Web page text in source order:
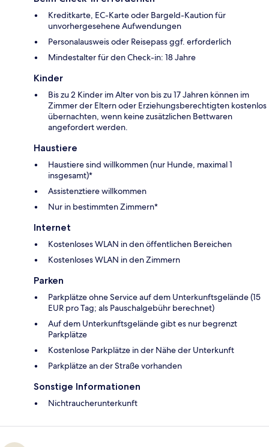
Kreditkarte, EC-Karte oder Bargeld-Kaution für
unvorhergesehene Aufwendungen
Personalausweis oder Reisepass ggf. erforderlich
Mindestalter für den Check-in: 18 Jahre
Kinder
Bis zu 2 Kinder im Alter von bis zu 17 Jahren können im
Zimmer der Eltern oder Erziehungsberechtigten kostenlos
übernachten, wenn keine zusätzlichen Bettwaren
angefordert werden.
Haustiere
Haustiere sind willkommen (nur Hunde, maximal 1
insgesamt)*
Assistenztiere willkommen
Nur in bestimmten Zimmern*
Internet
Kostenloses WLAN in den öffentlichen Bereichen
Kostenloses WLAN in den Zimmern
Parken
Parkplätze ohne Service auf dem Unterkunftsgelände (15
EUR pro Tag; als Pauschalgebühr berechnet)
Auf dem Unterkunftsgelände gibt es nur begrenzt
Parkplätze
Kostenlose Parkplätze in der Nähe der Unterkunft
Parkplätze an der Straße vorhanden
Sonstige Informationen
Nichtraucherunterkunft